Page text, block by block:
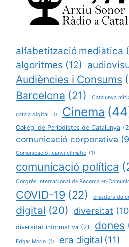
alfabetització mediàtica
algoritmes (12)
Audiències i Consums
Barcelona (21) Catalunya
català digital (1) Cinema
Col·legi de Periodistes de Catalunya
comunicació corporativa
Comunicació i canvi climàtic (1)
comunicació política
Congrés Internacional de Recerca en
COVID-19 (22) creadors de
digital (20) diversitat
diversitat informativa (2) dones
Edgar Morin (1) era digital (11)